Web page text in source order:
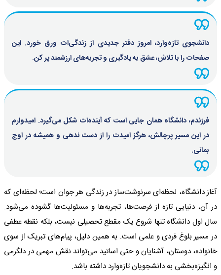
دانشجوی تازه‌وارد، امروز دفتر جدیدی از زندگی‌ات ورق خورد. این
صفحات را با تلاش، عشق به یادگیری و تجربه‌های ارزشمند پر کن.
فرزندم، دانشگاه همان جایی است که آینده‌ات شکل می‌گیرد. امیدوارم
در این مسیر پرچالش، هرگز امیدت را از دست ندهی و همیشه در اوج
بمانی.
آغاز دانشگاه، لحظه‌ای سرنوشت‌ساز در زندگی هر جوان است؛ لحظه‌ای که
در آن، دنیایی تازه از فرصت‌ها، تجربه‌ها و مسئولیت‌ها گشوده می‌شود.
سال اول دانشگاه تنها شروع یک مقطع تحصیلی نیست، بلکه نقطه عطفی
در مسیر بلوغ فردی و علمی است. به همین دلیل، پیام‌های تبریک از سوی
خانواده، دوستان، آشنایان و حتی اساتید می‌تواند نقش مهمی در دلگرمی
و انگیزه‌بخشی به دانشجویان تازه‌وارد داشته باشد.